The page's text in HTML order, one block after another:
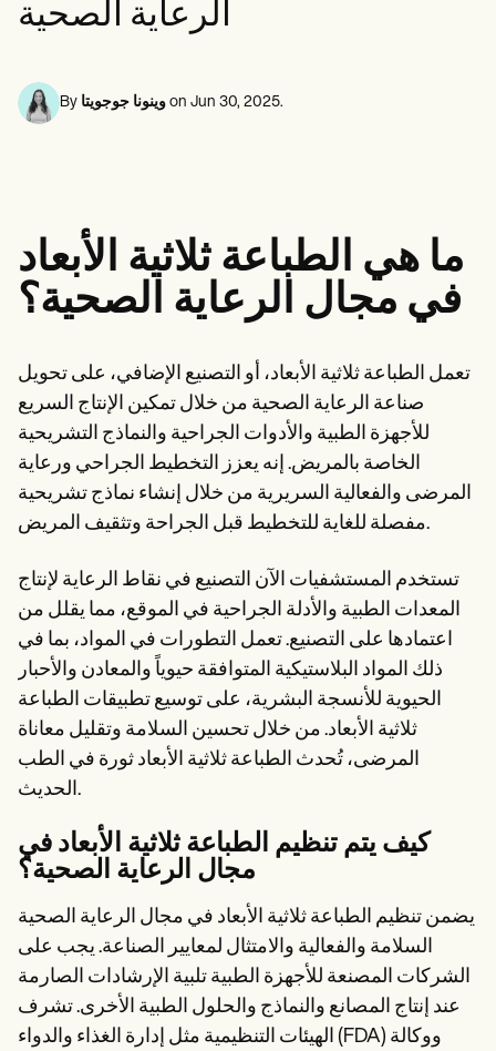
متخصصو الصحة النفسية
الأخصائيون الاجتماعيون
علماء النفس
الممرضات
مقارنة
أدلة التطبيقات
قوالب
رموز التصنيف الدولي للأمراض
قالب سوبربل
قالب ملاحظة SOAP
قالب خطة العلاج
Informed Consent Form
Social Work Treatment Plans
DAR Note Template
Patient Visit Summary Template
Help Center
Webinars
Switch to Carepatron
Become a Partner
Pricing
Why Carepatron?
Login
Get started
Insurance claims
Speech therapists
Life coaches
الرعاية الصحية
By وينونا جوجويتا on Jun 30, 2025.
ما هي الطباعة ثلاثية الأبعاد
في مجال الرعاية الصحية؟
تعمل الطباعة ثلاثية الأبعاد، أو التصنيع الإضافي، على تحويل
صناعة الرعاية الصحية من خلال تمكين الإنتاج السريع
للأجهزة الطبية والأدوات الجراحية والنماذج التشريحية
الخاصة بالمريض. إنه يعزز التخطيط الجراحي ورعاية
المرضى والفعالية السريرية من خلال إنشاء نماذج تشريحية
مفصلة للغاية للتخطيط قبل الجراحة وتثقيف المريض.
تستخدم المستشفيات الآن التصنيع في نقاط الرعاية لإنتاج
المعدات الطبية والأدلة الجراحية في الموقع، مما يقلل من
اعتمادها على التصنيع. تعمل التطورات في المواد، بما في
ذلك المواد البلاستيكية المتوافقة حيوياً والمعادن والأحبار
الحيوية للأنسجة البشرية، على توسيع تطبيقات الطباعة
ثلاثية الأبعاد. من خلال تحسين السلامة وتقليل معاناة
المرضى، تُحدث الطباعة ثلاثية الأبعاد ثورة في الطب
الحديث.
كيف يتم تنظيم الطباعة ثلاثية الأبعاد في
مجال الرعاية الصحية؟
يضمن تنظيم الطباعة ثلاثية الأبعاد في مجال الرعاية الصحية
السلامة والفعالية والامتثال لمعايير الصناعة. يجب على
الشركات المصنعة للأجهزة الطبية تلبية الإرشادات الصارمة
عند إنتاج المصانع والنماذج والحلول الطبية الأخرى. تشرف
الهيئات التنظيمية مثل إدارة الغذاء والدواء (FDA) ووكالة